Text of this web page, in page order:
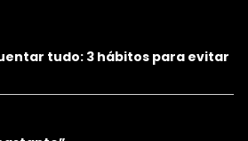
tudo: 3 hábitos para evitar